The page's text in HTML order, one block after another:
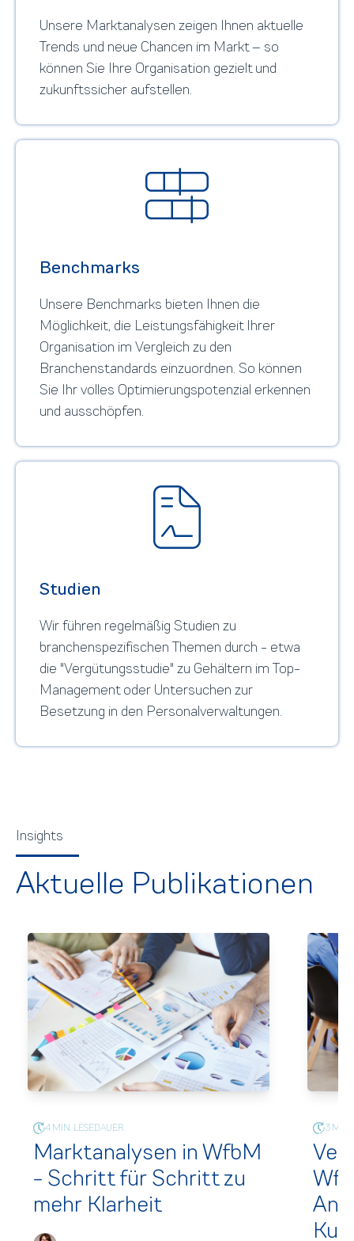
Unsere Marktanalysen zeigen Ihnen aktuelle
Trends und neue Chancen im Markt – so
können Sie Ihre Organisation gezielt und
zukunftssicher aufstellen.
Benchmarks
Unsere Benchmarks bieten Ihnen die
Möglichkeit, die Leistungsfähigkeit Ihrer
Organisation im Vergleich zu den
Branchenstandards einzuordnen. So können
Sie Ihr volles Optimierungspotenzial erkennen
und ausschöpfen.
Studien
Wir führen regelmäßig Studien zu
branchenspezifischen Themen durch - etwa
die "Vergütungsstudie" zu Gehältern im Top-
Management oder Untersuchen zur
Besetzung in den Personalverwaltungen.
Insights
Aktuelle Publikationen
4 MIN. LESEDAUER.
Markt­analysen in WfbM
- Schritt für Schritt zu
mehr Klarheit
3 MIN.